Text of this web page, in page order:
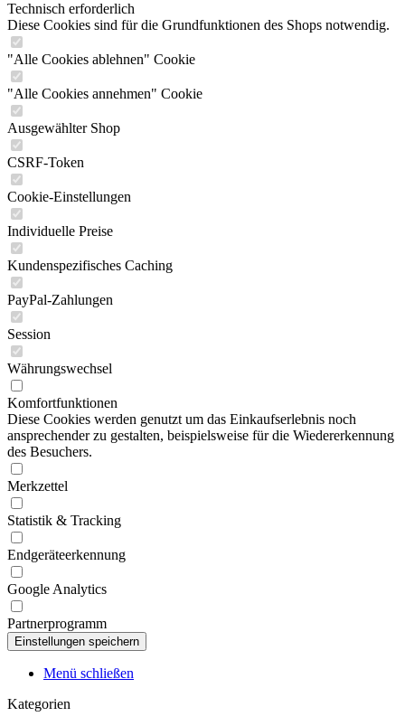
Technisch erforderlich
Diese Cookies sind für die Grundfunktionen des Shops notwendig.
"Alle Cookies ablehnen" Cookie
"Alle Cookies annehmen" Cookie
Ausgewählter Shop
CSRF-Token
Cookie-Einstellungen
Individuelle Preise
Kundenspezifisches Caching
PayPal-Zahlungen
Session
Währungswechsel
Komfortfunktionen
Diese Cookies werden genutzt um das Einkaufserlebnis noch
ansprechender zu gestalten, beispielsweise für die Wiedererkennung
des Besuchers.
Merkzettel
Statistik & Tracking
Endgeräteerkennung
Google Analytics
Partnerprogramm
Menü schließen
Kategorien